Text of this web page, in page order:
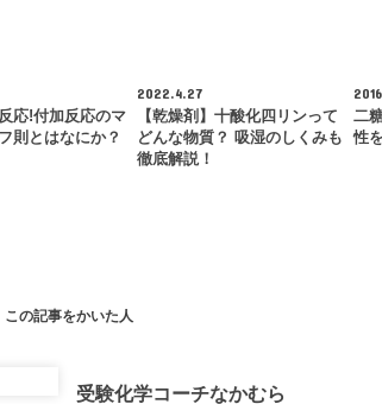
応!付加反応のマ
則とはなにか？
2022.4.27
【乾燥剤】十酸化四リンって
どんな物質？ 吸湿のしくみも
徹底解説！
二
性
この記事をかいた人
受験化学コーチなかむら